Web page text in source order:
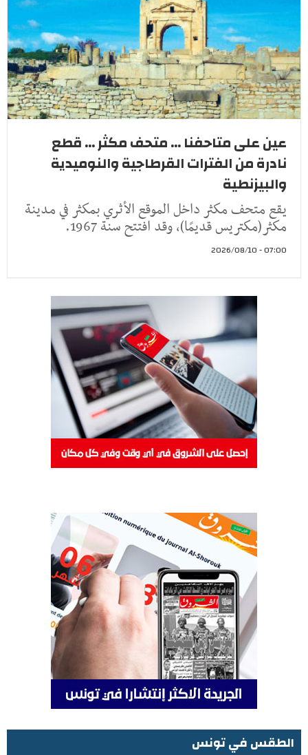
عين على متاحفنا ... متحف مكثر ... قطع
نادرة من الفترات القرطاجية والنوميدية
والبيزنطية
يقع متحف مكثر داخل الموقع الأثري بمكثر في مدينة
مكثر(مكتريس قديمًا)، وقد افتتح سنة 1967.
07:00 - 2026/08/10
الطقس في تونس